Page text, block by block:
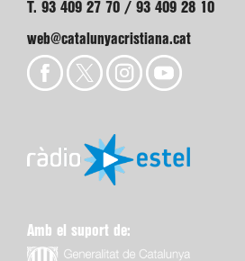
T. 93 409 27 70 / 93 409 28 10
web@catalunyacristiana.cat
Amb el suport de: